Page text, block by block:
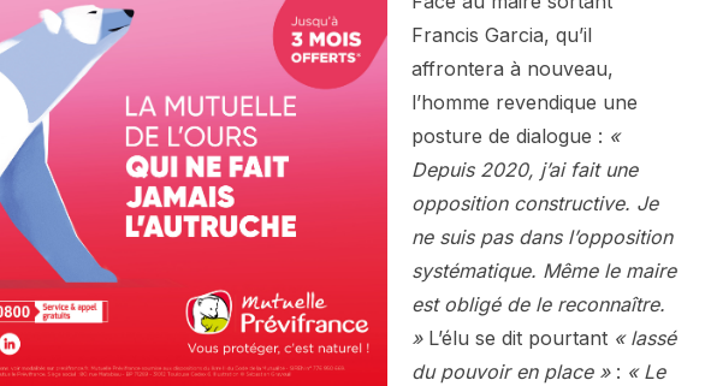
Francis Garcia, qu’il
affrontera à nouveau,
l’homme revendique une
posture de dialogue : «
Depuis 2020, j’ai fait une
opposition constructive. Je
ne suis pas dans l’opposition
systématique. Même le maire
est obligé de le reconnaître.
» L’élu se dit pourtant « lassé
du pouvoir en place » : « Le